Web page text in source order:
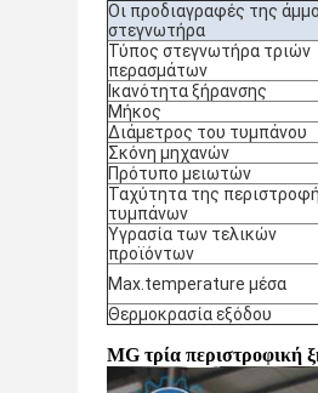
Οι προδιαγραφές της
στεγνωτήρα
Τύπος στεγνωτήρα τριών
περασμάτων
Ικανότητα ξήρανσης
Μήκος
Διάμετρος του τυμπάνου
Σκόνη μηχανών
Πρότυπο μειωτών
Ταχύτητα της
τυμπάνων
Υγρασία των τελικών
προϊόντων
Max.temperature μέσα
Θερμοκρασία εξόδου
MG τρία περιστροφική